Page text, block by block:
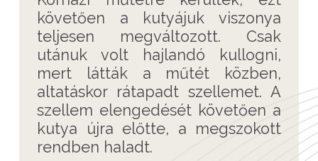
követően a kutyájuk viszonya
teljesen megváltozott. Csak
utánuk volt hajlandó kullogni,
mert látták a műtét közben,
altatáskor rátapadt szellemet. A
szellem elengedését követően a
kutya újra előtte, a megszokott
rendben haladt.